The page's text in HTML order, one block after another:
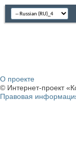
О проекте
© Интернет-проект
Правовая